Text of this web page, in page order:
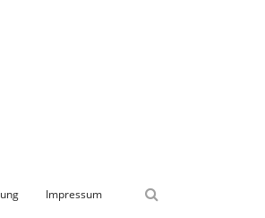
Impressum